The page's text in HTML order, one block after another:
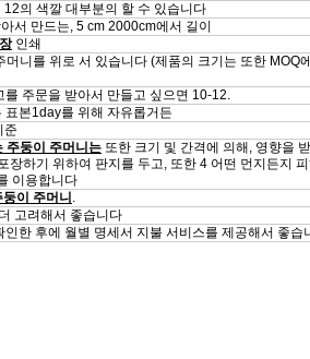
의 색깔 대부분의 할 수 있습니다
서 만드는, 5 cm 2000cm에서 길이
인쇄
니를 위로 서 있습니다 (제품의 크기는 또한 MOQ
주문을 받아서 만들고 싶으면 10-12.
본1day를 위해 자유롭거든
준
주둥이 주머니는 또한 크기 및 간격에 의해, 영향을
장하기 위하여 판지를 두고, 또한 4 어떤 먼지든지
이용합니다
이 주머니 .
고려해서 좋습니다
한 후에 월별 명세서 지불 서비스를 제공해서 좋습